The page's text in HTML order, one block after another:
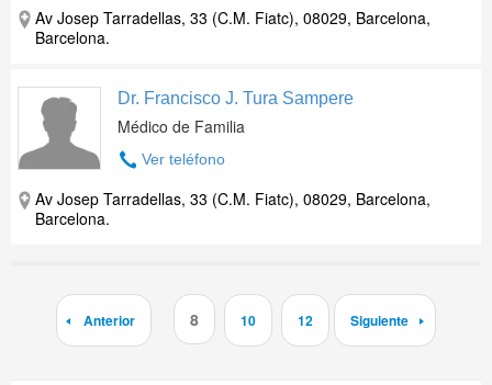
Av Josep Tarradellas, 33 (C.M. Fiatc), 08029, Barcelona,
Barcelona.
Dr. Francisco J. Tura Sampere
Médico de Familia
Ver teléfono
Av Josep Tarradellas, 33 (C.M. Fiatc), 08029, Barcelona,
Barcelona.
Anterior 8 10 12 Siguiente